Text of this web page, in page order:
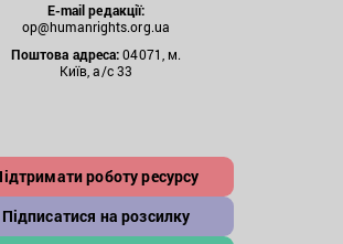
E-mail редакції:
op@humanrights.org.ua
Поштова адреса:04071, м.
Київ, а/с 33
роботу ресурсу
Підписатися на розсилку